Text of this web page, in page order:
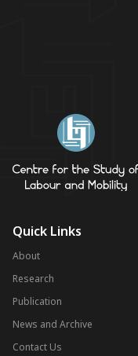
Quick Links
About
Research
Publication
News and Archive
Contact Us